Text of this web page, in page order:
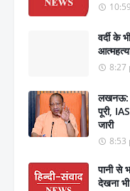
वर्दी के
8:27
लखनऊ:
पूरी,
जारी
8:53
पानी से
देखना